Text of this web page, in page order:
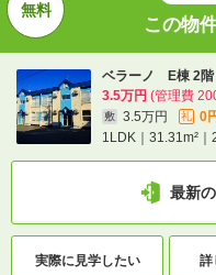
この物
ベラーノ E棟 2階
3.5万円 (管理費
敷 3.5万円 礼
0
1LDK｜31.31m²｜
最新
実際に見学したい 詳